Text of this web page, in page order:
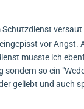
vor Angst.
musste ich
so ein
geliebt und auch